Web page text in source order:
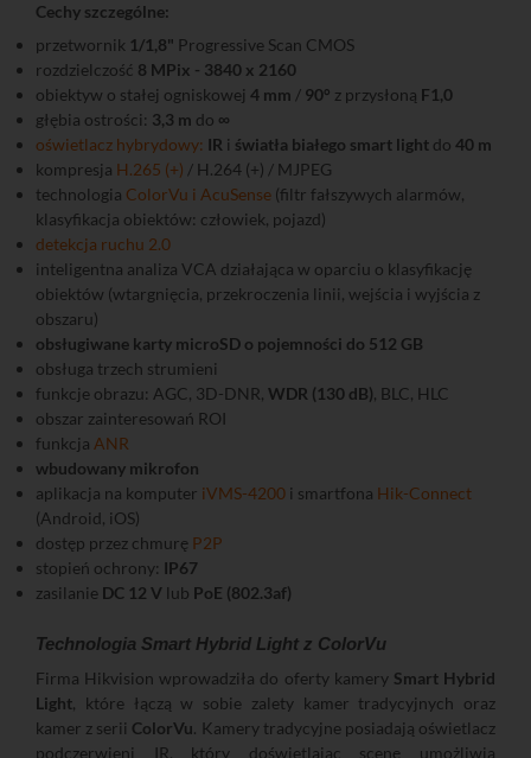
Cechy szczególne:
przetwornik 1/1,8" Progressive Scan CMOS
rozdzielczość 8 MPix - 3840 x 2160
obiektyw o stałej ogniskowej 4 mm / 90° z przysłoną F1,0
głębia ostrości: 3,3 m do ∞
oświetlacz hybrydowy: IR i światła białego smart light do 40 m
kompresja H.265 (+) / H.264 (+) / MJPEG
technologia ColorVu i AcuSense (filtr fałszywych alarmów,
klasyfikacja obiektów: człowiek, pojazd)
detekcja ruchu 2.0
inteligentna analiza VCA działająca w oparciu o klasyfikację
obiektów (wtargnięcia, przekroczenia linii, wejścia i wyjścia z
obszaru)
obsługiwane karty microSD o pojemności do 512 GB
obsługa trzech strumieni
funkcje obrazu: AGC, 3D-DNR, WDR (130 dB), BLC, HLC
obszar zainteresowań ROI
funkcja ANR
wbudowany mikrofon
aplikacja na komputer iVMS-4200 i smartfona Hik-Connect
(Android, iOS)
dostęp przez chmurę P2P
stopień ochrony: IP67
zasilanie DC 12 V lub PoE (802.3af)
Technologia Smart Hybrid Light z ColorVu
Firma Hikvision wprowadziła do oferty kamery Smart Hybrid
Light, które łączą w sobie zalety kamer tradycyjnych oraz
kamer z serii ColorVu. Kamery tradycyjne posiadają oświetlacz
podczerwieni IR, który doświetlając scenę umożliwia